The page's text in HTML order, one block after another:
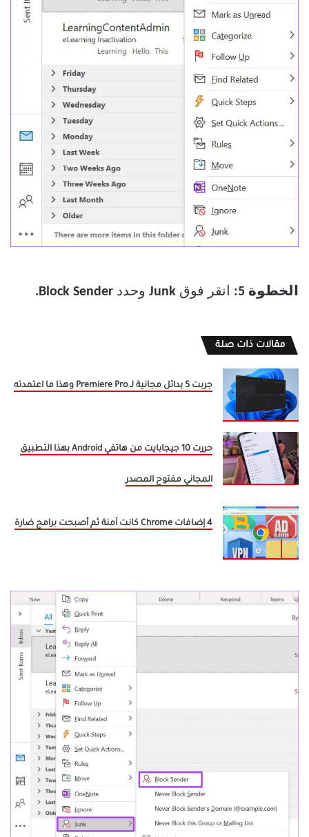
الخطوة 5: انقر فوق Junk وحدد Block Sender.
مقالات ذات صلة
جربت 5 بدائل مجانية لـ Premiere Pro وهذا ما اعتمدته
حررت 10 جيجابايت من هاتفي Android بهذا التطبيق
المجاني مفتوح المصدر
4 إضافات Chrome كانت آمنة ثم أصبحت برامج ضارة